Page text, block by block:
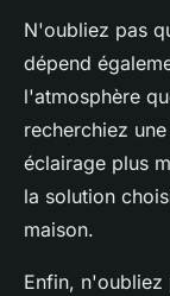
N'oubliez pas
dépend
l'atmosphère
recherchiez
éclairage plus
la solution
maison.
Enfin, n'oubliez